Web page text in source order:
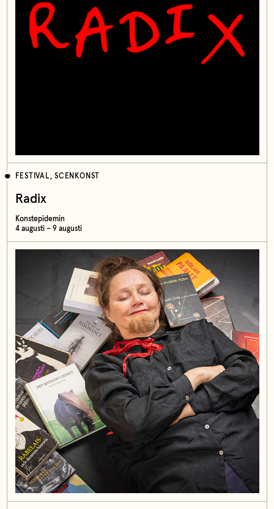
FESTIVAL, SCENKONST
Radix
Konstepidemin
4 augusti – 9 augusti